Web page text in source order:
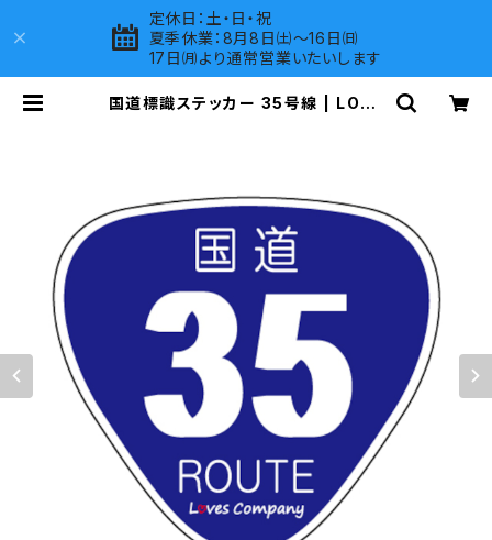
定休日：土・日・祝
夏季休業：8月8日㈯～16日㈰
17日㈪より通常営業いたいします
国道標識ステッカー 35号線 | LOVE